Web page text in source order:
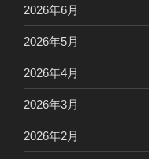
2026年6月
2026年5月
2026年4月
2026年3月
2026年2月